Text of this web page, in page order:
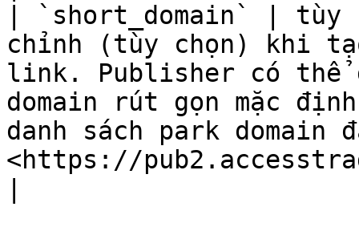
| `short_domain` | tùy
chỉnh (tùy chọn) khi
link. Publisher có thể
domain rút gọn mặc
danh sách park
<https://